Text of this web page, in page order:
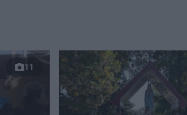
11